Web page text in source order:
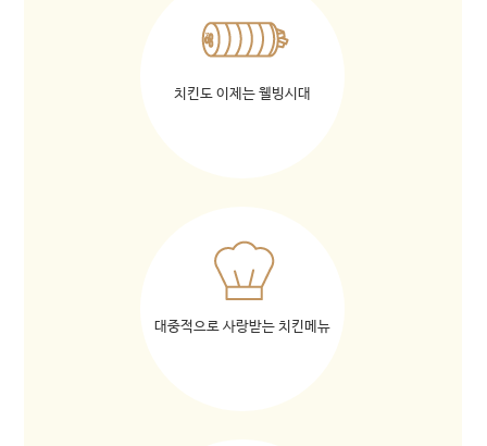
치킨도 이제는 웰빙시대
대중적으로 사랑받는 치킨메뉴